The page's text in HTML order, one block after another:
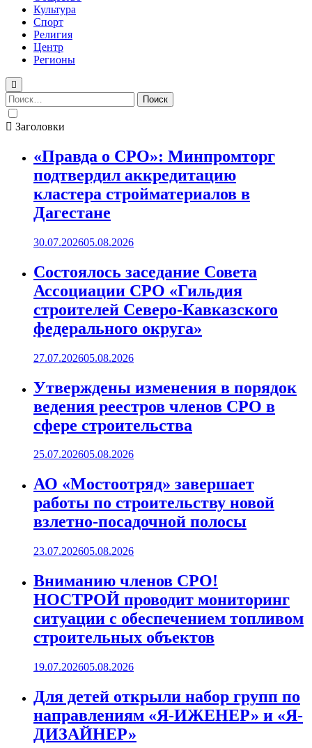
Культура
Спорт
Религия
Центр
Регионы
Найти:
Заголовки
«Правда о СРО»: Минпромторг
подтвердил аккредитацию
кластера стройматериалов в
Дагестане
30.07.202605.08.2026
Состоялось заседание Совета
Ассоциации СРО «Гильдия
строителей Северо-Кавказского
федерального округа»
27.07.202605.08.2026
Утверждены изменения в порядок
ведения реестров членов СРО в
сфере строительства
25.07.202605.08.2026
АО «Мостоотряд» завершает
работы по строительству новой
взлетно-посадочной полосы
23.07.202605.08.2026
Вниманию членов СРО!
НОСТРОЙ проводит мониторинг
ситуации с обеспечением топливом
строительных объектов
19.07.202605.08.2026
Для детей открыли набор групп по
направлениям «Я-ИЖЕНЕР» и «Я-
ДИЗАЙНЕР»